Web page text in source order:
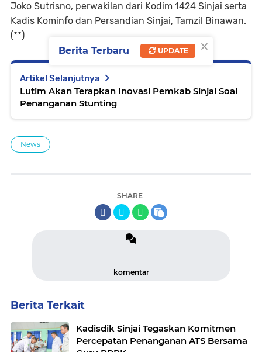
Joko Sutrisno, perwakilan dari Kodim 1424 Sinjai serta
Kadis Kominfo dan Persandian Sinjai, Tamzil Binawan.
(**)
Artikel Selanjutnya
Lutim Akan Terapkan Inovasi Pemkab Sinjai Soal
Penanganan Stunting
News
SHARE
komentar
Berita Terkait
Kadisdik Sinjai Tegaskan Komitmen
Percepatan Penanganan ATS Bersama
×
Berita Terbaru UPDATE